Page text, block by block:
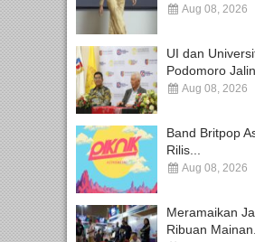
Aug 08, 2026
UI dan
Podomoro
Aug 08, 2026
Band Britpop
Rilis...
Aug 08, 2026
Meramaikan
Ribuan